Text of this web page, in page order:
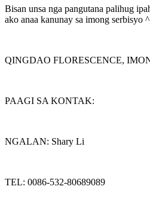
Bisan unsa nga pangutana palihug
ako anaa kanunay sa imong serbisyo
QINGDAO FLORESCENCE,
PAAGI SA KONTAK:
NGALAN: Shary Li
TEL: 0086-532-80689089